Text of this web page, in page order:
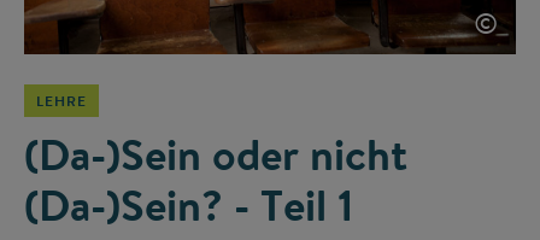
©
LEHRE
(Da-)Sein oder nicht
(Da-)Sein? - Teil 1